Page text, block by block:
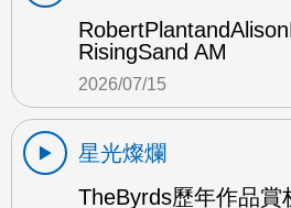
RisingSand AM
2026/07/15
星光燦爛
TheByrds歷年作品賞